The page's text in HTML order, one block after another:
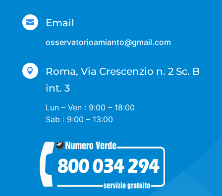
 Email
osservatorioamianto@gmail.com

Roma, Via Crescenzio n. 2 Sc. B
int. 3
Lun – Ven : 9:00 – 18:00
Sab : 9:00 – 13:00